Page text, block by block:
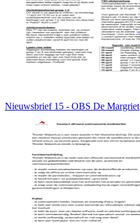
Nieuwsbrief 15 - OBS De Margriet